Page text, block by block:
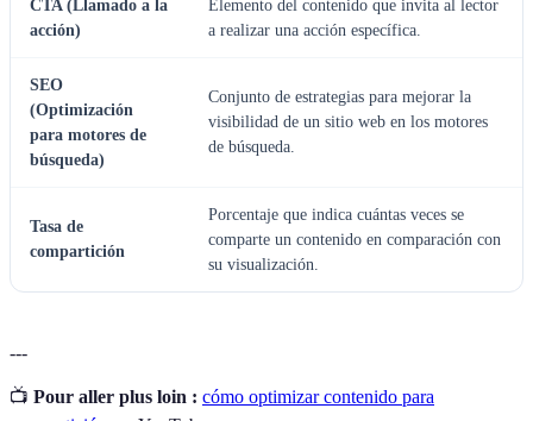
CTA (Llamado a la
acción)
Elemento del contenido que invita al lector
a realizar una acción específica.
SEO
(Optimización
para motores de
búsqueda)
Conjunto de estrategias para mejorar la
visibilidad de un sitio web en los motores
de búsqueda.
Tasa de
compartición
Porcentaje que indica cuántas veces se
comparte un contenido en comparación con
su visualización.
---
📺 Pour aller plus loin : cómo optimizar contenido para